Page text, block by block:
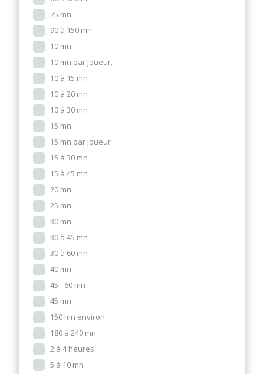
75 mn
90 à 150 mn
10 mn
10 mn par joueur.
10 à 15 mn
10 à 20 mn
10 à 30 mn
15 mn
15 mn par joueur
15 à 30 mn
15 à 45 mn
20 mn
25 mn
30 mn
30 à 45 mn
30 à 60 mn
40 mn
45 - 60 mn
45 mn
150 mn environ
180 à 240 mn
2 à 4 heures
5 à 10 mn